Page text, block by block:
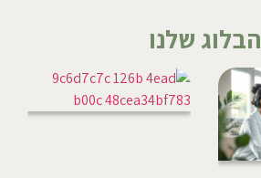
הבלוג שלנו